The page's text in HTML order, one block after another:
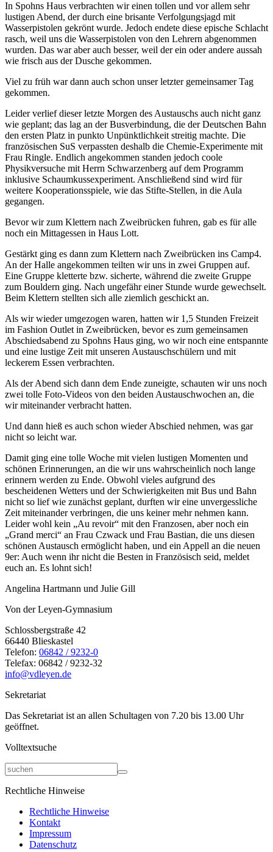
In Spohns Haus verbrachten wir einen tollen und vor allem sehr
lustigen Abend, der durch eine brisante Verfolgungsjagd mit
Wasserpistolen gekrönt wurde. Jedoch endete diese epische Schlacht
rasch, weil uns die Wasserpistolen von den Lehrern abgenommen
wurden. Das war aber auch besser, weil der ein oder andere aussah
wie frisch aus der Dusche gekommen.
Viel zu früh war dann auch schon unser letzter gemeinsamer Tag
gekommen.
Leider verlief dieser letzte Morgen des Austauschs auch nicht ganz
wie geplant; das lag an der Busverbindung, die der Deutschen Bahn
den ersten Platz in punkto Unpünktlichkeit streitig machte. Die
französischen SuS verpassten deshalb die Chemie-Experimente mit
Frau Ringle. Endlich angekommen standen jedoch coole
Physikversuche mit Herrn Schwarzenberg auf dem Programm
inklusive Schaumkussexperiment. Anschließend sind wird für
weitere Kooperationsspiele, wie das Stifte-Stellen, in die Aula
gegangen.
Bevor wir zum Klettern nach Zweibrücken fuhren, gab es für alle
noch ein Mittagessen in Haus Lott.
Gestärkt ging es dann zum Klettern nach Zweibrücken ins Camp4.
An der Halle angekommen teilten wir uns in zwei Gruppen auf.
Eine Gruppe kletterte bzw. sicherte, während die zweite Gruppe
zum Bouldern ging. Nach ungefähr einer Stunde wurde gewechselt.
Beim Klettern stellten sich alle ziemlich geschickt an.
Als wir wieder umgezogen waren, hatten wir 1,5 Stunden Freizeit
im Fashion Outlet in Zweibrücken, bevor es zum gemeinsamen
Abschiedsabend zu Spohns Haus ging, wo wir noch eine entspannte
und eine lustige Zeit mit unseren Austauschschülern und mit
leckerem Essen verbrachten.
Als der Abend sich dann dem Ende zuneigte, schauten wir uns noch
zwei tolle Foto-Videos von den beiden Austauschwochen an, die
wir miteinander verbracht hatten.
Und dann hieß es auch schon wieder Abschied nehmen, was gar
nicht so leicht war.
Damit ging eine tolle Woche mit vielen lustigen Momenten und
schönen Erinnerungen, an die wir uns wahrscheinlich noch lange
erinnern werden zu Ende. Obwohl vieles aufgrund des
bescheidenen Wetters und der Schwierigkeiten mit Bus und Bahn
nicht so lief wie zunächst geplant, durften wir eine unvergessliche
Zeit miteinander verbringen, die uns keiner mehr nehmen kann.
Leider wohl kein „Au revoir“ mit den Franzosen, aber noch ein
„Grand merci“ an Frau Czwack und Frau Bastian, die uns diesen
schönen Austausch ermöglicht haben, und ein Appell an die neuen
9er: Auch wenn ihr nicht die Besten in Französisch seid, meldet
euch an. Es lohnt sich!
Angelina Hartmann und Julie Gill
Von der Leyen-Gymnasium
Schlossbergstraße 42
66440 Blieskastel
Telefon: 06842 / 9232-0
Telefax: 06842 / 9232-32
info@vdleyen.de
Sekretariat
Das Sekretariat ist an allen Schultagen von 7.20 bis 13.00 Uhr
geöffnet.
Volltextsuche
Rechtliche Hinweise
Rechtliche Hinweise
Kontakt
Impressum
Datenschutz